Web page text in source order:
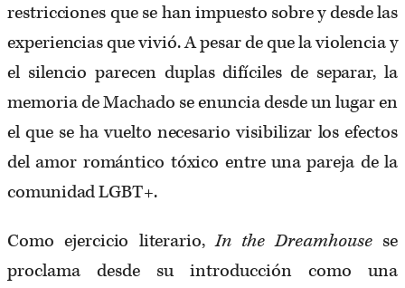
restricciones que se han impuesto sobre y desde las
experiencias que vivió. A pesar de que la violencia y
el silencio parecen duplas difíciles de separar, la
memoria de Machado se enuncia desde un lugar en
el que se ha vuelto necesario visibilizar los efectos
del amor romántico tóxico entre una pareja de la
comunidad LGBT+.
Como ejercicio literario,In the Dreamhousese
proclama desde su introducción como una